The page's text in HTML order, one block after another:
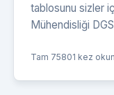
tablosunu sizler
Mühendisliği DGS
Tam 75801 kez